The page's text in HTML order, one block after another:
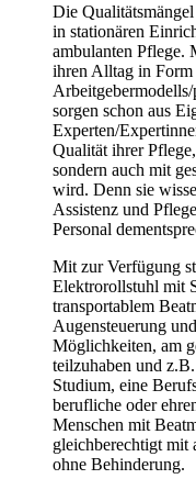
Die
in stationären
ambulanten Pflege.
ihren Alltag in Form
sorgen schon aus
Experten/
Qualität ihrer
sondern auch mit
wird. Denn sie
Assistenz und
Personal
Mit zur Verfügung
Elektrorollstuhl mit
transportablem
Augensteuerung
Möglichkeiten, am
teilzuhaben und
Studium, eine
berufliche oder
Menschen mit
gleichberechtigt mit
ohne Behinderung.